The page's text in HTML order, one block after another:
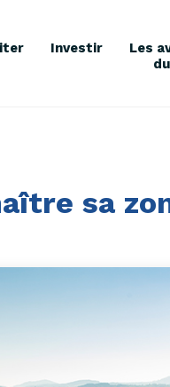
Investir
Les
sa